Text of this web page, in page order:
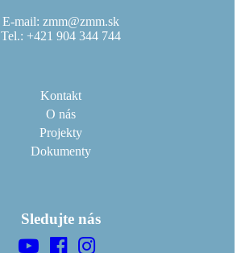
E-mail: zmm@zmm.sk
Tel.: +421 904 344 744
Kontakt
O nás
Projekty
Dokumenty
Sledujte nás